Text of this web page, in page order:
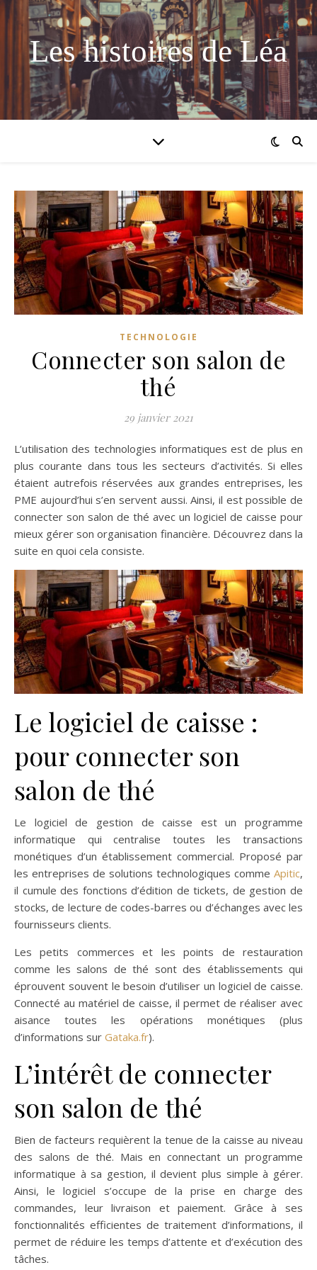
Les histoires de Léa
TECHNOLOGIE
Connecter son salon de
thé
29 janvier 2021
L’utilisation des technologies informatiques est de plus en
plus courante dans tous les secteurs d’activités. Si elles
étaient autrefois réservées aux grandes entreprises, les
PME aujourd’hui s’en servent aussi. Ainsi, il est possible de
connecter son salon de thé avec un logiciel de caisse pour
mieux gérer son organisation financière. Découvrez dans la
suite en quoi cela consiste.
Le logiciel de caisse :
pour connecter son
salon de thé
Le logiciel de gestion de caisse est un programme
informatique qui centralise toutes les transactions
monétiques d’un établissement commercial. Proposé par
les entreprises de solutions technologiques comme Apitic,
il cumule des fonctions d’édition de tickets, de gestion de
stocks, de lecture de codes-barres ou d’échanges avec les
fournisseurs clients.
Les petits commerces et les points de restauration
comme les salons de thé sont des établissements qui
éprouvent souvent le besoin d’utiliser un logiciel de caisse.
Connecté au matériel de caisse, il permet de réaliser avec
aisance toutes les opérations monétiques (plus
d’informations sur Gataka.fr).
L’intérêt de connecter
son salon de thé
Bien de facteurs requièrent la tenue de la caisse au niveau
des salons de thé. Mais en connectant un programme
informatique à sa gestion, il devient plus simple à gérer.
Ainsi, le logiciel s’occupe de la prise en charge des
commandes, leur livraison et paiement. Grâce à ses
fonctionnalités efficientes de traitement d’informations, il
permet de réduire les temps d’attente et d’exécution des
tâches.